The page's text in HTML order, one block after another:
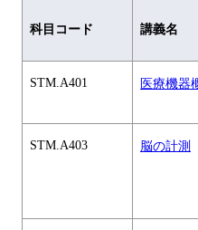
科目コード 講義名
STM.A401 医療機器
STM.A403 脳の計測